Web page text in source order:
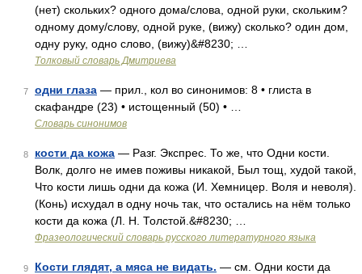
(нет) скольких? одного дома/слова, одной руки, скольким?
одному дому/слову, одной руке, (вижу) сколько? один дом,
одну руку, одно слово, (вижу)&#8230; …
Толковый словарь Дмитриева
7 одни глаза — прил., кол во синонимов: 8 • глиста в
скафандре (23) • истощенный (50) • …
Словарь синонимов
8 кости да кожа — Разг. Экспрес. То же, что Одни кости.
Волк, долго не имев поживы никакой, Был тощ, худой такой,
Что кости лишь одни да кожа (И. Хемницер. Воля и неволя).
(Конь) исхудал в одну ночь так, что остались на нём только
кости да кожа (Л. Н. Толстой.&#8230; …
Фразеологический словарь русского литературного языка
9 Кости глядят, а мяса не видать. — см. Одни кости да